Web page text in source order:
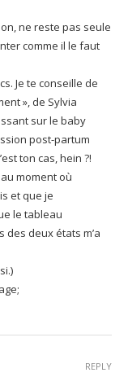
ne reste pas seule
comme il le faut
Je te conseille de
», de Sylvia
sur le baby
post-partum
ton cas, hein ?!
moment où
et que je
le tableau
deux états m’a
REPLY